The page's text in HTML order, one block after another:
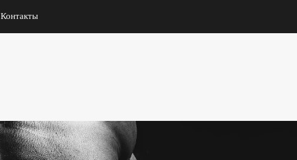
Контакты